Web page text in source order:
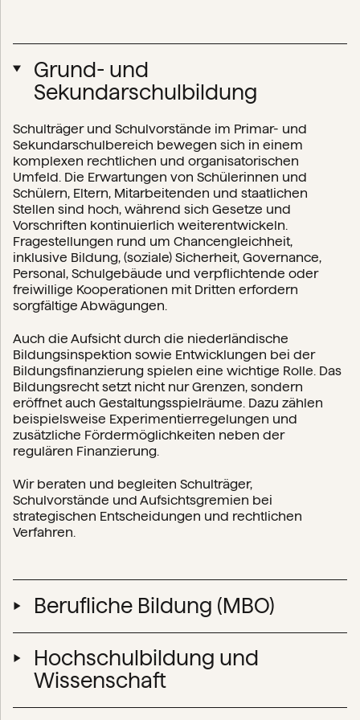
Grund- und
Sekundarschulbildung
Schulträger und Schulvorstände im Primar- und
Sekundarschulbereich bewegen sich in einem
komplexen rechtlichen und organisatorischen
Umfeld. Die Erwartungen von Schülerinnen und
Schülern, Eltern, Mitarbeitenden und staatlichen
Stellen sind hoch, während sich Gesetze und
Vorschriften kontinuierlich weiterentwickeln.
Fragestellungen rund um Chancengleichheit,
inklusive Bildung, (soziale) Sicherheit, Governance,
Personal, Schulgebäude und verpflichtende oder
freiwillige Kooperationen mit Dritten erfordern
sorgfältige Abwägungen.
Auch die Aufsicht durch die niederländische
Bildungsinspektion sowie Entwicklungen bei der
Bildungsfinanzierung spielen eine wichtige Rolle. Das
Bildungsrecht setzt nicht nur Grenzen, sondern
eröffnet auch Gestaltungsspielräume. Dazu zählen
beispielsweise Experimentierregelungen und
zusätzliche Fördermöglichkeiten neben der
regulären Finanzierung.
Wir beraten und begleiten Schulträger,
Schulvorstände und Aufsichtsgremien bei
strategischen Entscheidungen und rechtlichen
Verfahren.
Berufliche Bildung (MBO)
Schnittstelle zwischen Bildung und Arbeitsmarkt. Eine
enge Zusammenarbeit mit Unternehmen sowie
öffentlichen und halböffentlichen Organisationen ist
dabei eher die Regel als die Ausnahme. Diese
Hochschulbildung und
Wissenschaft